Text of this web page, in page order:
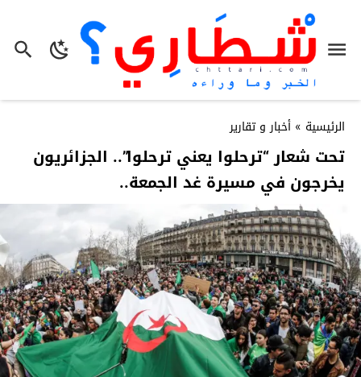
الرئيسية » أخبار و تقارير
تحت شعار “ترحلوا يعني ترحلوا”.. الجزائريون
يخرجون في مسيرة غد الجمعة..